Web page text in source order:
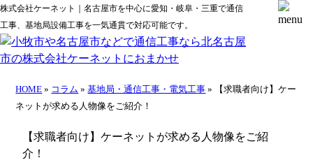
株式会社ケーネット｜名古屋市を中心に愛知・岐阜・三重で通信
工事、基地局設備工事を一気通貫で対応可能です。
HOME » コラム »基地局・通信工事・電気工事 » 【求職者向け】ケー
ネットが求める人物像をご紹介！
【求職者向け】ケーネットが求める人物像をご紹
介！